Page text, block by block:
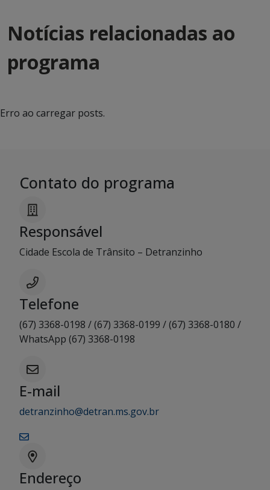
Notícias relacionadas ao
programa
Erro ao carregar posts.
Contato do programa
Responsável
Cidade Escola de Trânsito – Detranzinho
Telefone
(67) 3368-0198 / (67) 3368-0199 / (67) 3368-0180 /
WhatsApp (67) 3368-0198
E-mail
detranzinho@detran.ms.gov.br
Endereço